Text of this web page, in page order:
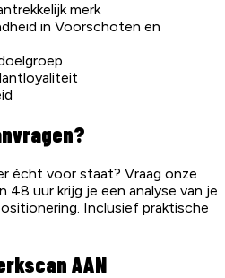
merk
in Voorschoten en
écht voor staat? Vraag onze
48 uur krijg je een analyse van je
Inclusief praktische
AAN